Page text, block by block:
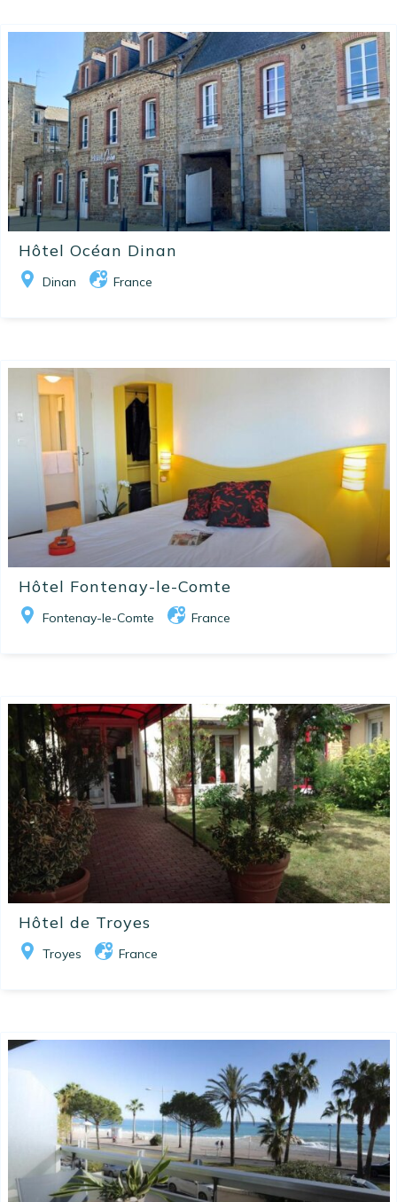
Hôtel Océan Dinan
Dinan France
Hôtel Fontenay-le-Comte
Fontenay-le-Comte France
Hôtel de Troyes
Troyes France